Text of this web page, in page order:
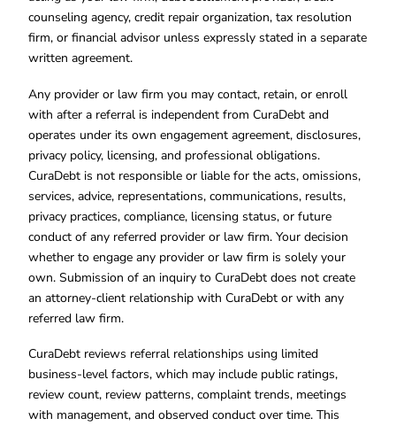
counseling agency, credit repair organization, tax resolution
firm, or financial advisor unless expressly stated in a separate
written agreement.
Any provider or law firm you may contact, retain, or enroll
with after a referral is independent from CuraDebt and
operates under its own engagement agreement, disclosures,
privacy policy, licensing, and professional obligations.
CuraDebt is not responsible or liable for the acts, omissions,
services, advice, representations, communications, results,
privacy practices, compliance, licensing status, or future
conduct of any referred provider or law firm. Your decision
whether to engage any provider or law firm is solely your
own. Submission of an inquiry to CuraDebt does not create
an attorney-client relationship with CuraDebt or with any
referred law firm.
CuraDebt reviews referral relationships using limited
business-level factors, which may include public ratings,
review count, review patterns, complaint trends, meetings
with management, and observed conduct over time. This